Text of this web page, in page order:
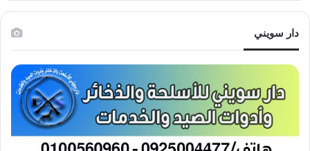
دار سويني